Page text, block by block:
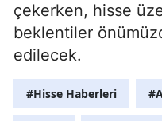
çekerken, hisse
beklentiler
edilecek.
#Hisse Haberleri